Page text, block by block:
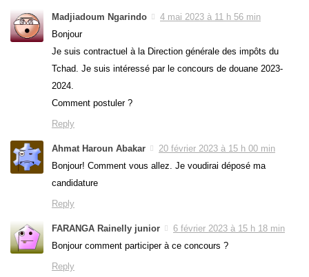
Madjiadoum Ngarindo
4 mai 2023 à 11 h 56 min
Bonjour
Je suis contractuel à la Direction générale des impôts du
Tchad. Je suis intéressé par le concours de douane 2023-
2024.
Comment postuler ?
Reply
Ahmat Haroun Abakar
20 février 2023 à 15 h 00 min
Bonjour! Comment vous allez. Je voudirai déposé ma
candidature
Reply
FARANGA Rainelly junior
6 février 2023 à 15 h 18 min
Bonjour comment participer à ce concours ?
Reply